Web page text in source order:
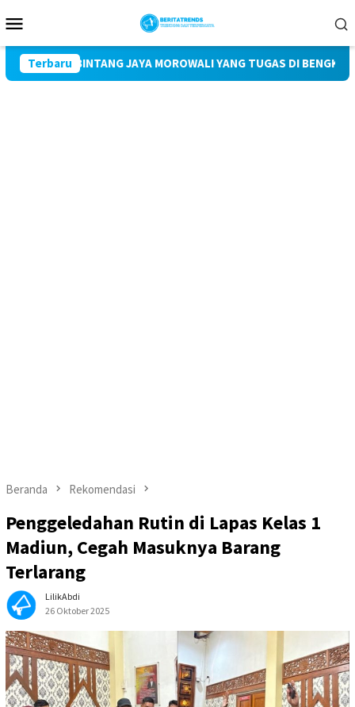
ke
Mobile
Terbaru
PT BINTANG JAYA MOROWALI YANG TUGAS DI BENGKAYANG
Beranda Rekomendasi
Penggeledahan Rutin di Lapas Kelas 1
Madiun, Cegah Masuknya Barang
Terlarang
LilikAbdi
26 Oktober 2025